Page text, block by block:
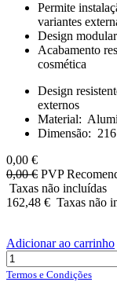
Permite
variantes
Design
Acabamento
cosmética
Design
externos
Material:
Dimensão:
0,00 €
0,00€ PVP
Taxas não incluídas
162,48 € Taxas não
Adicionar ao carrinho
Termos e Condições